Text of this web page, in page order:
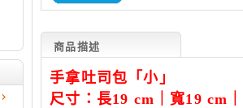
商品描述
手拿吐司包「小」
尺寸：長19 cm｜寬19 cm